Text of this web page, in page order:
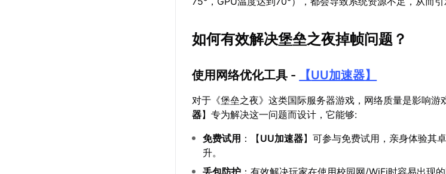
如何有效解决堡垒之夜掉帧问题？
使用网络优化工具 - 【UU加速器】
对于《堡垒之夜》这类国际服务器游戏，网络质量是影响游
器】专为解决这一问题而设计，它能够:
免费试用 ：【UU加速器】可参与免费试用，亲身体验其
升。
丢包防护 ：有效解决玩家在使用校园网/WiFi时容易出现